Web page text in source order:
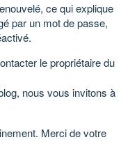
ce qui explique
par un mot de passe,
le propriétaire du
nous vous invitons à
Merci de votre